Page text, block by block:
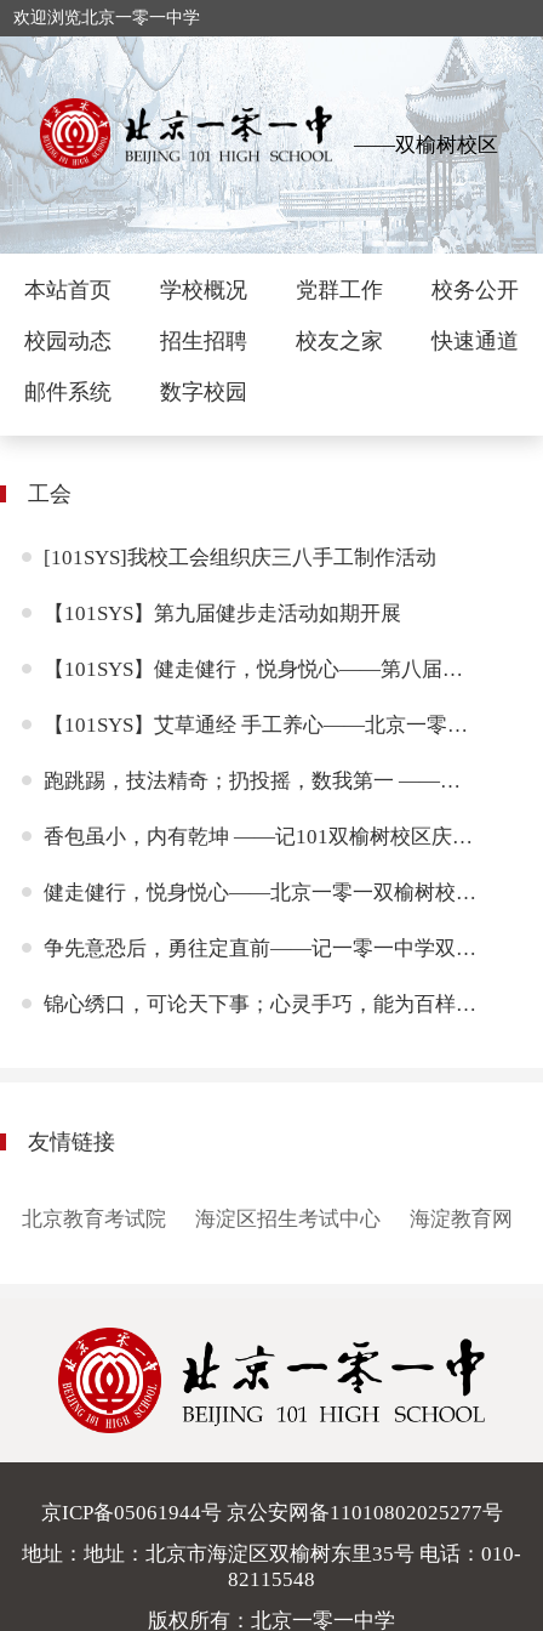
欢迎浏览北京一零一中学
——双榆树校区
本站首页 学校概况 党群工作 校务公开
校园动态 招生招聘 校友之家 快速通道
邮件系统 数字校园
工会
[101SYS]我校工会组织庆三八手工制作活动
【101SYS】第九届健步走活动如期开展
【101SYS】健走健行，悦身悦心——第八届冬季健步走活动
【101SYS】艾草通经 手工养心——北京一零一中双榆树校区开展“女神节”活动
跑跳踢，技法精奇；扔投摇，数我第一 ——记一零一中双榆树校区教职工趣味运动会
香包虽小，内有乾坤 ——记101双榆树校区庆“三八”香包制作活动
健走健行，悦身悦心——北京一零一双榆树校区第二届健步走活动
争先意恐后，勇往定直前——记一零一中学双榆树校区教职工趣味运动会
锦心绣口，可论天下事；心灵手巧，能为百样工——一零一中学双榆树校区工会活动
友情链接
北京教育考试院 海淀区招生考试中心 海淀教育网
京ICP备05061944号 京公安网备11010802025277号
地址：地址：北京市海淀区双榆树东里35号 电话： 010-
82115548
版权所有：北京一零一中学